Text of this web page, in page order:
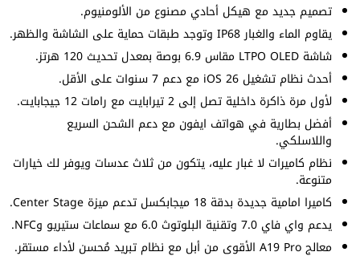
تصميم جديد مع هيكل أحادي مصنوع من الألومنيوم.
يقاوم الماء والغبار IP68 وتوجد طبقات حماية على الشاشة والظهر.
شاشة LTPO OLED مقاس 6.9 بوصة بمعدل تحديث 120 هرتز.
أحدث نظام تشغيل iOS 26 مع دعم 7 سنوات على الأقل.
لأول مرة ذاكرة داخلية تصل إلى 2 تيرابايت مع رامات 12 جيجابايت.
أفضل بطارية في هواتف ايفون مع دعم الشحن السريع
واللاسلكي.
نظام كاميرات لا غبار عليه، يتكون من ثلاث عدسات ويوفر لك خيارات
متنوعة.
كاميرا امامية جديدة بدقة 18 ميجابكسل تدعم ميزة Center Stage.
يدعم واي فاي 7.0 وتقنية البلوتوث 6.0 مع سماعات ستيريو وNFC.
معالج A19 Pro الأقوى من أبل مع نظام تبريد مُحسن لأداء مستقر.